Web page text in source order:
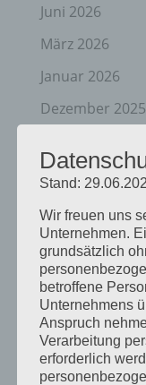
Juni 2026
März 2026
Januar 2026
Dezember 2025
März 2025
Februar 2025
Januar 2025
Dezember 2024
September
August 2024
April 2024
Stand:
Wir freuen uns
Unternehmen.
grundsätzlich
betroffene
Unternehmens
Anspruch
Verarbeitung
erforderlich